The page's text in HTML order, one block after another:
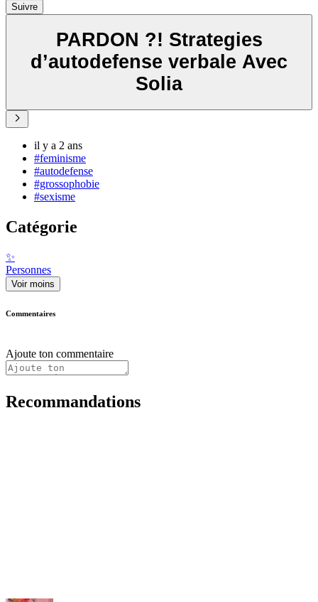
Suivre
PARDON ?! Strategies
d’autodefense verbale Avec
Solia
il y a 2 ans
#feminisme
#autodefense
#grossophobie
#sexisme
Catégorie
✨
Personnes
Voir moins
Commentaires
Ajoute ton commentaire
Recommandations